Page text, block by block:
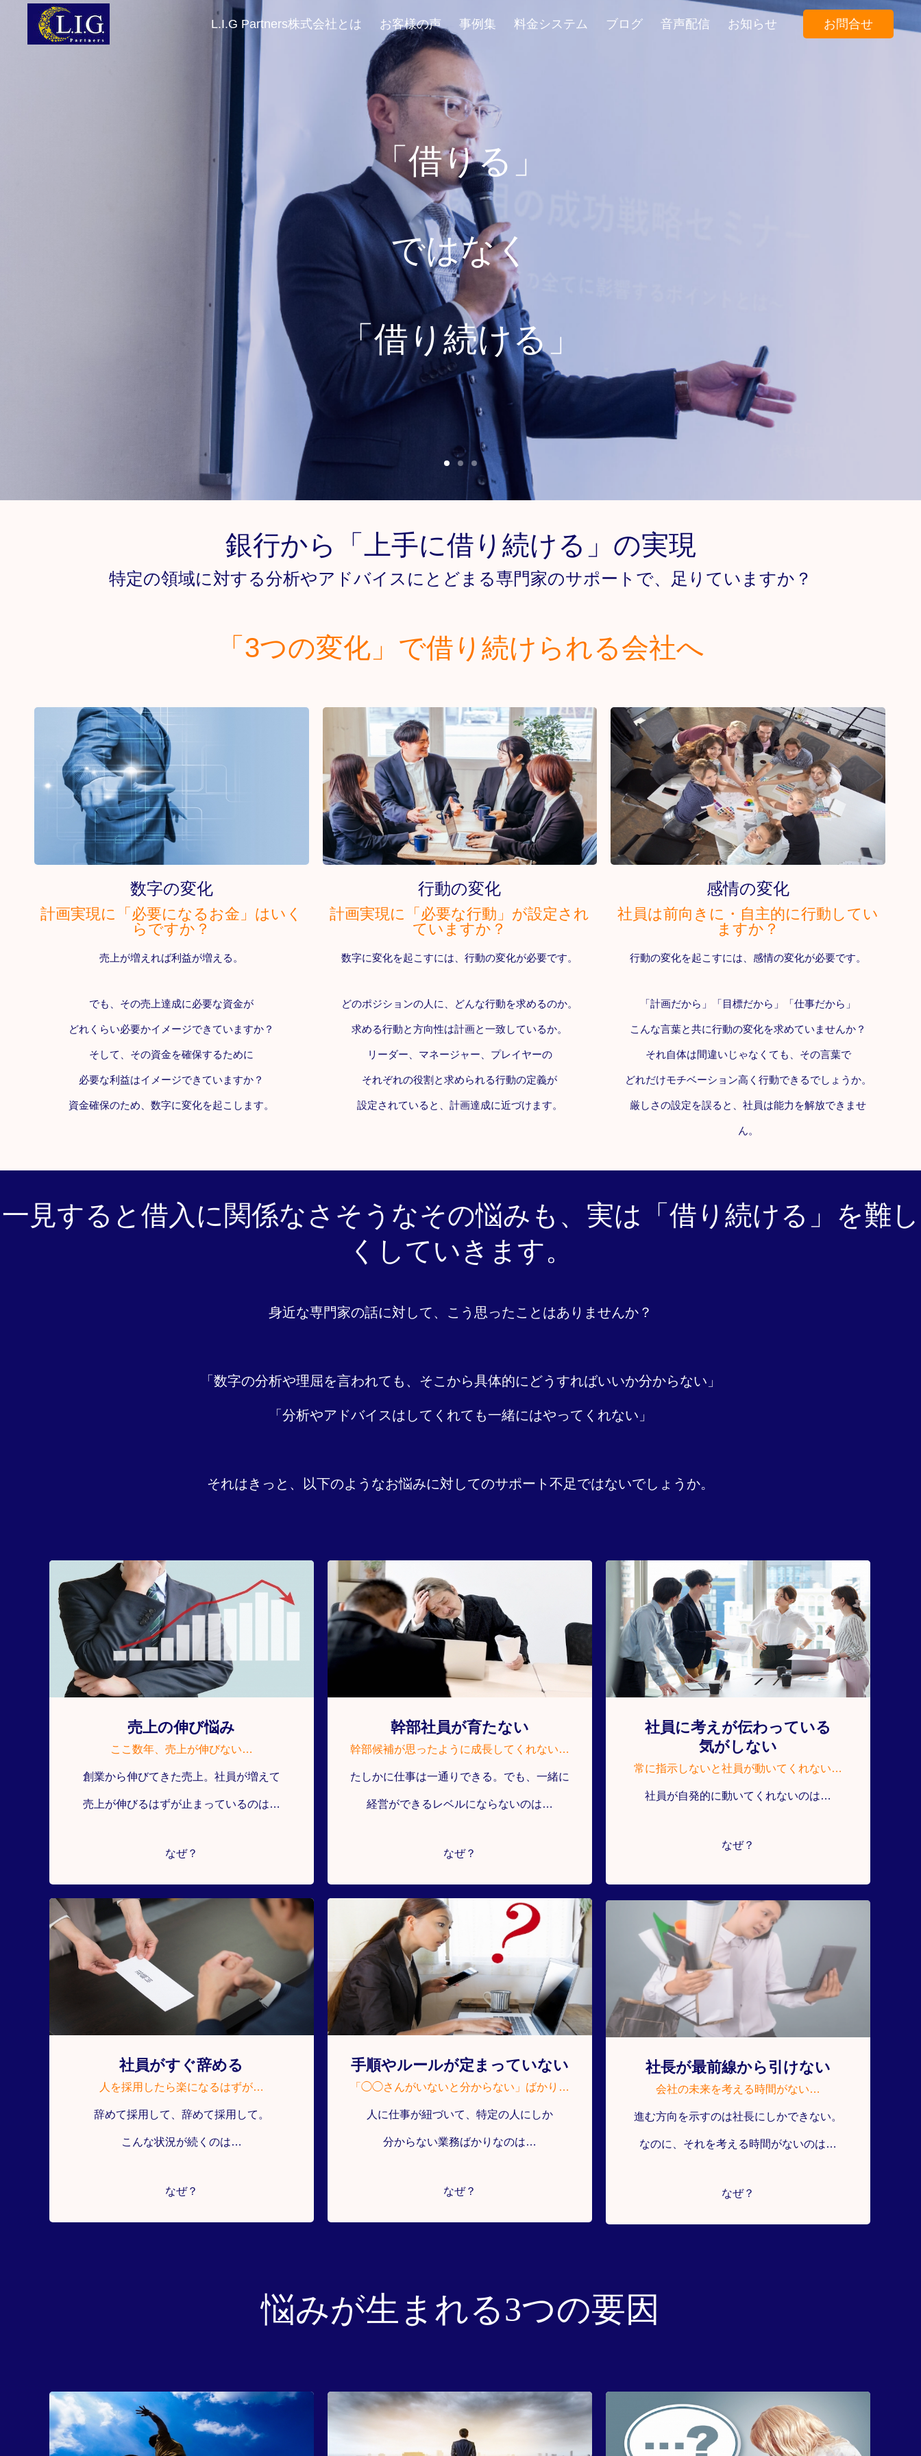
L.I.G Partners株式会社とは お客様の声 事例集 料金システム ブログ 音声配信 お知らせ お問合せ
銀行から「上手に借り続ける」の実現
特定の領域に対する分析やアドバイスにとどまる専門家のサポートで、足りていますか？
「3つの変化」で借り続けられる会社へ
数字の変化
計画実現に「必要になるお金」はいく
らですか？
売上が増えれば利益が増える。
でも、その売上達成に必要な資金が
どれくらい必要かイメージできていますか？
そして、その資金を確保するために
必要な利益はイメージできていますか？
資金確保のため、数字に変化を起こします。
行動の変化
計画実現に「必要な行動」が設定され
ていますか？
数字に変化を起こすには、行動の変化が必要です。
どのポジションの人に、どんな行動を求めるのか。
求める行動と方向性は計画と一致しているか。
リーダー、マネージャー、プレイヤーの
それぞれの役割と求められる行動の定義が
設定されていると、計画達成に近づけます。
感情の変化
社員は前向きに・自主的に行動してい
ますか？
行動の変化を起こすには、感情の変化が必要です。
「計画だから」「目標だから」「仕事だから」
こんな言葉と共に行動の変化を求めていませんか？
それ自体は間違いじゃなくても、その言葉で
どれだけモチベーション高く行動できるでしょうか。
厳しさの設定を誤ると、社員は能力を解放できませ
ん。
一見すると借入に関係なさそうなその悩みも、実は「借り続ける」を難し
くしていきます。
身近な専門家の話に対して、こう思ったことはありませんか？
「数字の分析や理屈を言われても、そこから具体的にどうすればいいか分からない」
「分析やアドバイスはしてくれても一緒にはやってくれない」
それはきっと、以下のようなお悩みに対してのサポート不足ではないでしょうか。
売上の伸び悩み
ここ数年、売上が伸びない…
創業から伸びてきた売上。社員が増えて
売上が伸びるはずが止まっているのは…
なぜ？
幹部社員が育たない
幹部候補が思ったように成長してくれない…
たしかに仕事は一通りできる。でも、一緒に
経営ができるレベルにならないのは…
なぜ？
社員に考えが伝わっている
気がしない
常に指示しないと社員が動いてくれない…
社員が自発的に動いてくれないのは…
なぜ？
社員がすぐ辞める
人を採用したら楽になるはずが…
辞めて採用して、辞めて採用して。
こんな状況が続くのは…
なぜ？
手順やルールが定まっていない
「◯◯さんがいないと分からない」ばかり…
人に仕事が紐づいて、特定の人にしか
分からない業務ばかりなのは…
なぜ？
社長が最前線から引けない
会社の未来を考える時間がない…
進む方向を示すのは社長にしかできない。
なのに、それを考える時間がないのは…
なぜ？
悩みが生まれる3つの要因
事例集
音声配信
お知らせ